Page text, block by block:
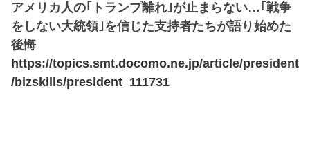
アメリカ人の｢トランプ離れ｣が止まらない…｢戦争
をしない大統領｣を信じた支持者たちが語り始めた
後悔
https://topics.smt.docomo.ne.jp/article/president
/bizskills/president_111731